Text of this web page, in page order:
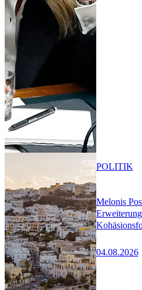
Melonis
04.08.2026
POLITIK